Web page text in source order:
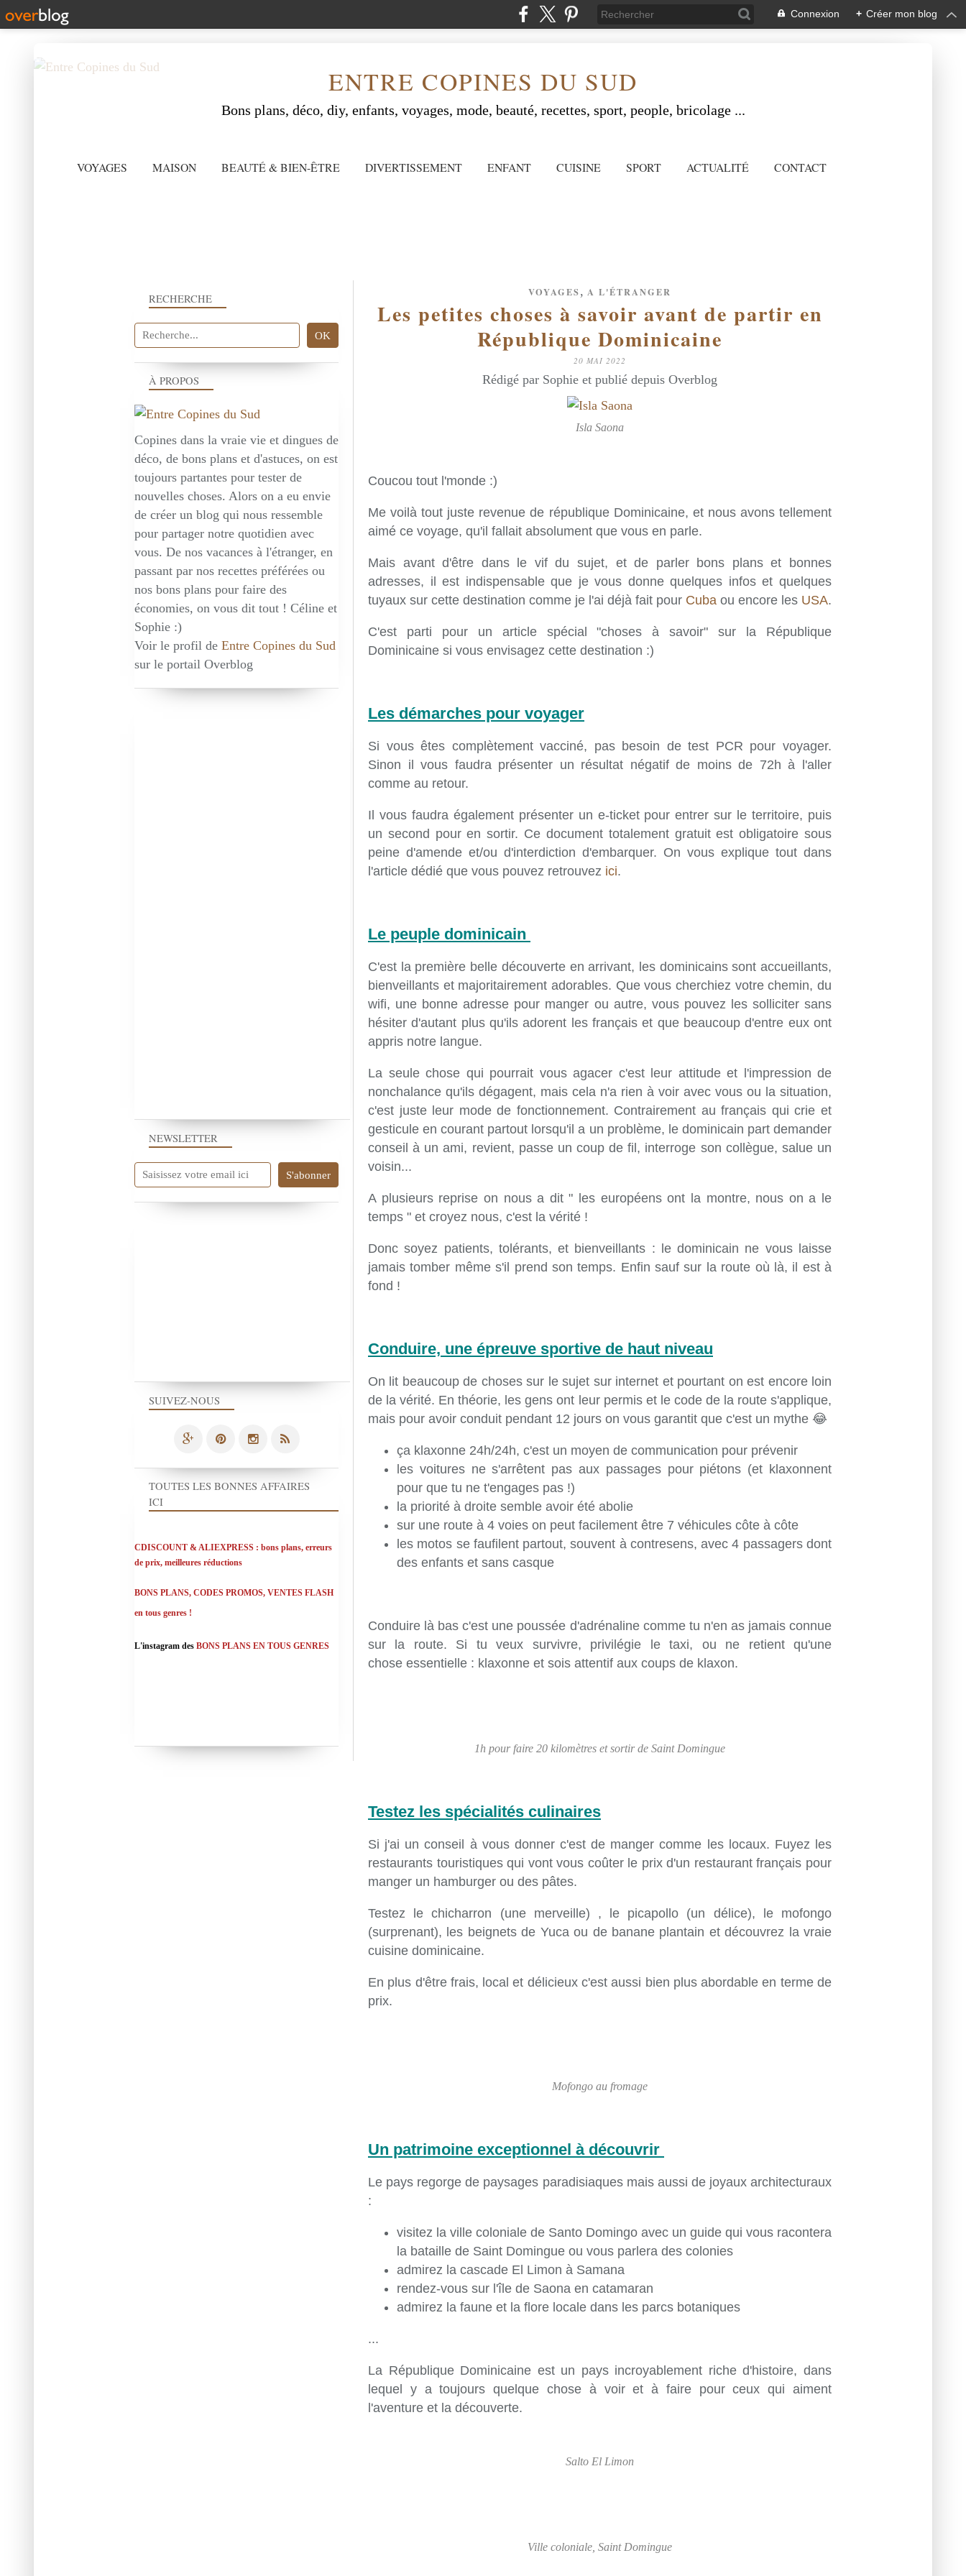
Connexion + Créer mon blog
ENTRE COPINES DU SUD
Bons plans, déco, diy, enfants, voyages, mode, beauté, recettes, sport, people, bricolage ...
VOYAGES MAISON BEAUTÉ & BIEN-ÊTRE DIVERTISSEMENT ENFANT CUISINE SPORT ACTUALITÉ CONTACT
VOYAGES, A L'ÉTRANGER
Les petites choses à savoir avant de partir en
République Dominicaine
20 MAI 2022
Rédigé par Sophie et publié depuis Overblog
Isla Saona
Coucou tout l'monde :)
Me voilà tout juste revenue de république Dominicaine, et nous avons tellement
aimé ce voyage, qu'il fallait absolument que vous en parle.
Mais avant d'être dans le vif du sujet, et de parler bons plans et bonnes
adresses, il est indispensable que je vous donne quelques infos et quelques
tuyaux sur cette destination comme je l'ai déjà fait pour Cuba ou encore les USA.
C'est parti pour un article spécial "choses à savoir" sur la République
Dominicaine si vous envisagez cette destination :)
Les démarches pour voyager
Si vous êtes complètement vacciné, pas besoin de test PCR pour voyager.
Sinon il vous faudra présenter un résultat négatif de moins de 72h à l'aller
comme au retour.
Il vous faudra également présenter un e-ticket pour entrer sur le territoire, puis
un second pour en sortir. Ce document totalement gratuit est obligatoire sous
peine d'amende et/ou d'interdiction d'embarquer. On vous explique tout dans
l'article dédié que vous pouvez retrouvez ici.
Le peuple dominicain
C'est la première belle découverte en arrivant, les dominicains sont accueillants,
bienveillants et majoritairement adorables. Que vous cherchiez votre chemin, du
wifi, une bonne adresse pour manger ou autre, vous pouvez les solliciter sans
hésiter d'autant plus qu'ils adorent les français et que beaucoup d'entre eux ont
appris notre langue.
La seule chose qui pourrait vous agacer c'est leur attitude et l'impression de
nonchalance qu'ils dégagent, mais cela n'a rien à voir avec vous ou la situation,
c'est juste leur mode de fonctionnement. Contrairement au français qui crie et
gesticule en courant partout lorsqu'il a un problème, le dominicain part demander
conseil à un ami, revient, passe un coup de fil, interroge son collègue, salue un
voisin...
A plusieurs reprise on nous a dit " les européens ont la montre, nous on a le
temps " et croyez nous, c'est la vérité !
Donc soyez patients, tolérants, et bienveillants : le dominicain ne vous laisse
jamais tomber même s'il prend son temps. Enfin sauf sur la route où là, il est à
fond !
Conduire, une épreuve sportive de haut niveau
On lit beaucoup de choses sur le sujet sur internet et pourtant on est encore loin
de la vérité. En théorie, les gens ont leur permis et le code de la route s'applique,
mais pour avoir conduit pendant 12 jours on vous garantit que c'est un mythe 😂
ça klaxonne 24h/24h, c'est un moyen de communication pour prévenir
les voitures ne s'arrêtent pas aux passages pour piétons (et klaxonnent
pour que tu ne t'engages pas !)
la priorité à droite semble avoir été abolie
sur une route à 4 voies on peut facilement être 7 véhicules côte à côte
les motos se faufilent partout, souvent à contresens, avec 4 passagers dont
des enfants et sans casque
Conduire là bas c'est une poussée d'adrénaline comme tu n'en as jamais connue
sur la route. Si tu veux survivre, privilégie le taxi, ou ne retient qu'une
chose essentielle : klaxonne et sois attentif aux coups de klaxon.
1h pour faire 20 kilomètres et sortir de Saint Domingue
Testez les spécialités culinaires
Si j'ai un conseil à vous donner c'est de manger comme les locaux. Fuyez les
restaurants touristiques qui vont vous coûter le prix d'un restaurant français pour
manger un hamburger ou des pâtes.
Testez le chicharron (une merveille) , le picapollo (un délice), le mofongo
(surprenant), les beignets de Yuca ou de banane plantain et découvrez la vraie
cuisine dominicaine.
En plus d'être frais, local et délicieux c'est aussi bien plus abordable en terme de
prix.
Mofongo au fromage
Un patrimoine exceptionnel à découvrir
Le pays regorge de paysages paradisiaques mais aussi de joyaux architecturaux
:
visitez la ville coloniale de Santo Domingo avec un guide qui vous racontera
la bataille de Saint Domingue ou vous parlera des colonies
admirez la cascade El Limon à Samana
rendez-vous sur l'île de Saona en catamaran
admirez la faune et la flore locale dans les parcs botaniques
...
La République Dominicaine est un pays incroyablement riche d'histoire, dans
lequel y a toujours quelque chose à voir et à faire pour ceux qui aiment
l'aventure et la découverte.
Salto El Limon
Ville coloniale, Saint Domingue
NEWSLETTER
SUIVEZ-NOUS
RECHERCHE
À PROPOS
Copines dans la vraie vie et dingues de
déco, de bons plans et d'astuces, on est
toujours partantes pour tester de
nouvelles choses. Alors on a eu envie
de créer un blog qui nous ressemble
pour partager notre quotidien avec
vous. De nos vacances à l'étranger, en
passant par nos recettes préférées ou
nos bons plans pour faire des
économies, on vous dit tout ! Céline et
Sophie :)
Voir le profil de Entre Copines du Sud
sur le portail Overblog
TOUTES LES BONNES AFFAIRES
ICI
CDISCOUNT & ALIEXPRESS : bons plans, erreurs
de prix, meilleures réductions
BONS PLANS, CODES PROMOS, VENTES FLASH
en tous genres !
L'instagram des BONS PLANS EN TOUS GENRES